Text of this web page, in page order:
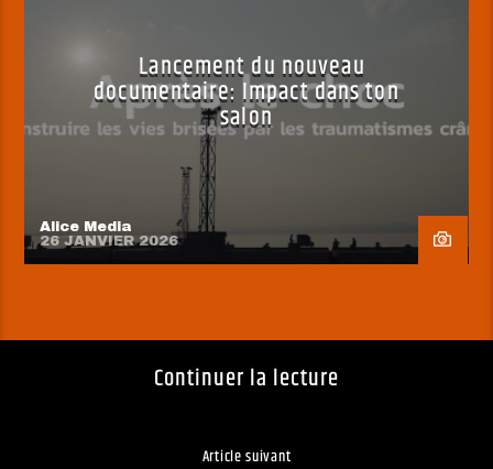
Lancement du nouveau
documentaire: Impact dans ton
salon
Alice Media
26 JANVIER 2026
Continuer la lecture
Article suivant